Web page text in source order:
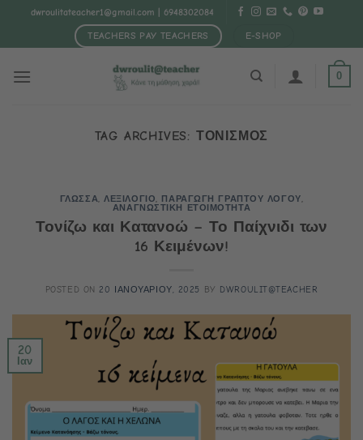
Μετάβαση
περιεχόμενο
dwroulitateacher1@gmail.com | 6948302084
TEACHERS PAY TEACHERS E-SHOP
0
TAG ARCHIVES: ΤΟΝΙΣΜΟΣ
ΓΛΩΣΣΑ,ΛΕΞΙΛΟΓΙΟ, ΠΑΡΑΓΩΓΗ ΓΡΑΠΤΟΥ ΛΟΓΟΥ,
ΑΝΑΓΝΩΣΤΙΚΗ ΕΤΟΙΜΟΤΗΤΑ
Τονίζω και Κατανοώ – Το Παίχνιδι των
16 Κειμένων!
POSTED ON 20 ΙΑΝΟΥΑΡΙΟΥ, 2025 BY DWROULIT@TEACHER
20
Ιαν